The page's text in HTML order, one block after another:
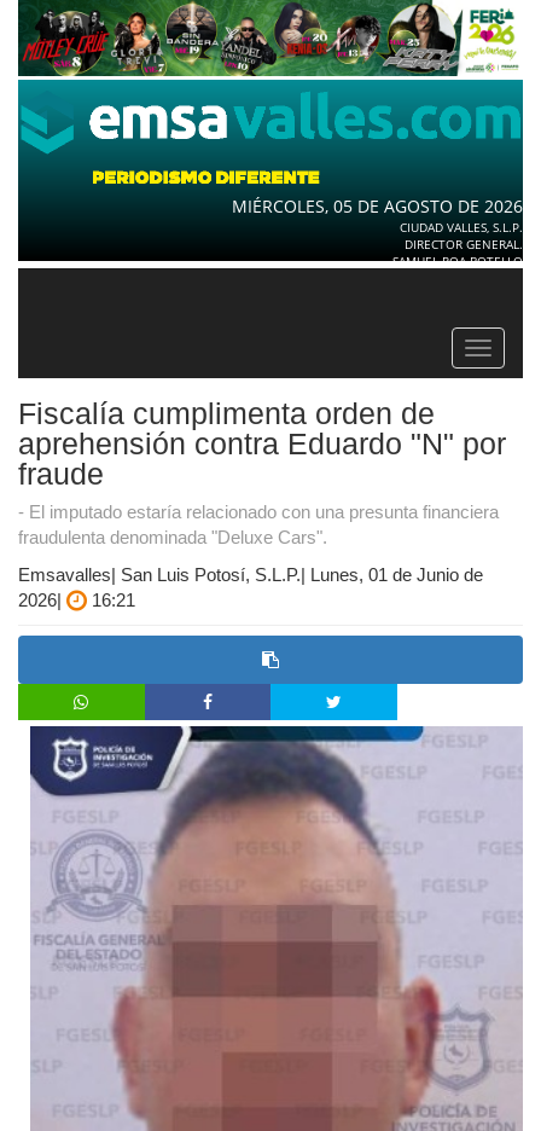
MIÉRCOLES, 05 DE AGOSTO DE 2026
CIUDAD VALLES, S.L.P.
DIRECTOR GENERAL.
SAMUEL ROA BOTELLO
Toggle
Fiscalía cumplimenta orden de
aprehensión contra Eduardo "N" por
fraude
- El imputado estaría relacionado con una presunta financiera
fraudulenta denominada "Deluxe Cars".
Emsavalles| San Luis Potosí, S.L.P.| Lunes, 01 de Junio de
2026|
16:21